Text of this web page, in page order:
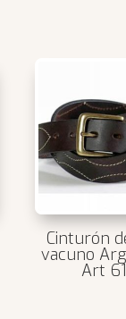
Cinturón
vacuno
Art